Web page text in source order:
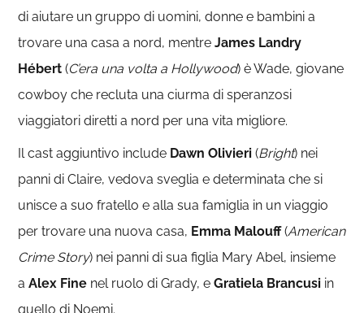
di aiutare un gruppo di uomini, donne e bambini a
trovare una casa a nord, mentreJames Landry
Hébert (C’era una volta a Hollywood) è Wade, giovane
cowboy che recluta una ciurma di speranzosi
viaggiatori diretti a nord per una vita migliore.
Il cast aggiuntivo include Dawn Olivieri (Bright) nei
panni di Claire, vedova sveglia e determinata che si
unisce a suo fratello e alla sua famiglia in un viaggio
per trovare una nuova casa, Emma Malouff(American
Crime Story) nei panni di sua figlia Mary Abel, insieme
aAlex Fine nel ruolo di Grady, e Gratiela Brancusi in
quello di Noemi.